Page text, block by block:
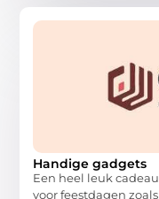
Handige gadgets
Een heel leuk
voor feestdagen